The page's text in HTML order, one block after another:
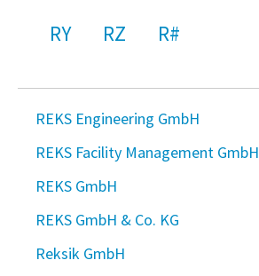
RY
RZ R#
REKS Engineering GmbH
REKS Facility Management GmbH
REKS GmbH
REKS GmbH & Co. KG
Reksik GmbH